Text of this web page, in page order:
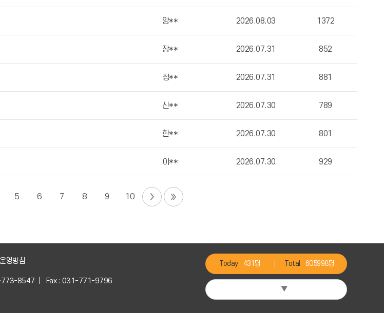
양** 2026.08.03 1372
장** 2026.07.31 852
정** 2026.07.31 881
신** 2026.07.30 789
한** 2026.07.30 801
이** 2026.07.30 929
5 6 7 8 9 10
영방침
773-8547 | Fax : 031-771-9796
Today 431명 Total 605998명
▼